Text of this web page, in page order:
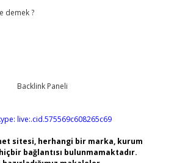
demek ?
live:.cid.575569c608265c69
sitesi, herhangi bir marka, kurum
bağlantısı bulunmamaktadır.